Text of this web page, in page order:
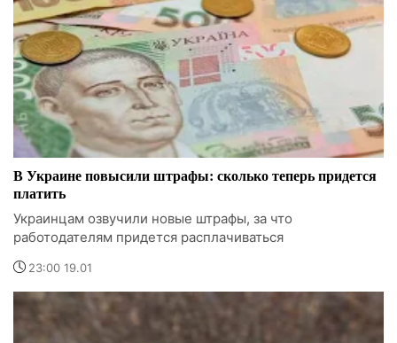
В Украине повысили штрафы: сколько теперь придется
платить
Украинцам озвучили новые штрафы, за что
работодателям придется расплачиваться
23:00 19.01